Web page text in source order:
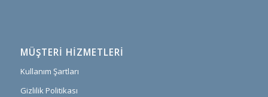
MÜŞTERI HIZMETLERI
Kullanım Şartları
Gizlilik Politikası